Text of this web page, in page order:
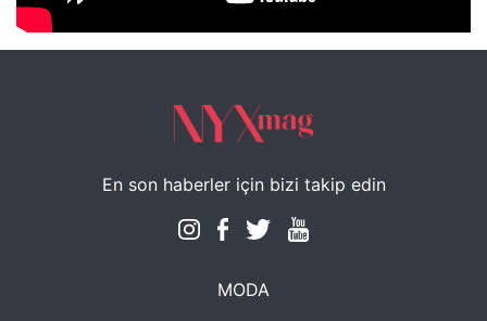
En son haberler için bizi takip edin
MODA